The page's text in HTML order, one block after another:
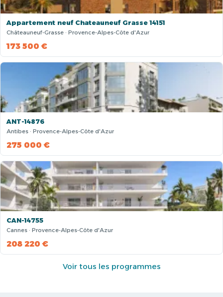
Appartement neuf Chateauneuf Grasse 14151
Châteauneuf-Grasse · Provence-Alpes-Côte d'Azur
173 500 €
ANT-14876
Antibes · Provence-Alpes-Côte d'Azur
275 000 €
CAN-14755
Cannes · Provence-Alpes-Côte d'Azur
208 220 €
Voir tous les programmes